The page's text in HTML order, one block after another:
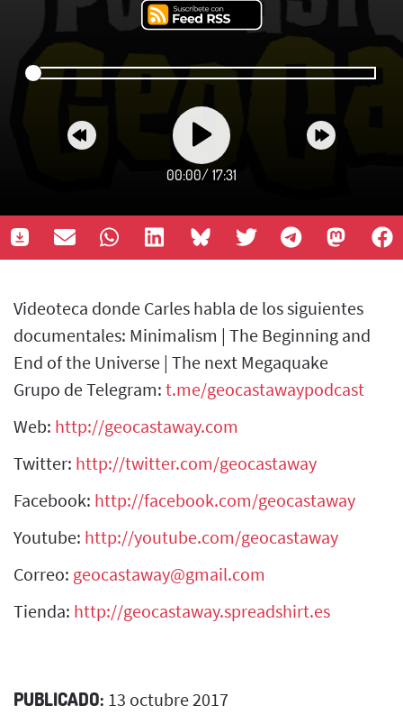
00:00/ 17:31
Videoteca donde Carles habla de los siguientes
documentales: Minimalism | The Beginning and
End of the Universe | The next Megaquake
Grupo de Telegram: t.me/geocastawaypodcast
Web: http://geocastaway.com
Twitter: http://twitter.com/geocastaway
Facebook: http://facebook.com/geocastaway
Youtube: http://youtube.com/geocastaway
Correo: geocastaway@gmail.com
Tienda: http://geocastaway.spreadshirt.es
PUBLICADO: 13 octubre 2017